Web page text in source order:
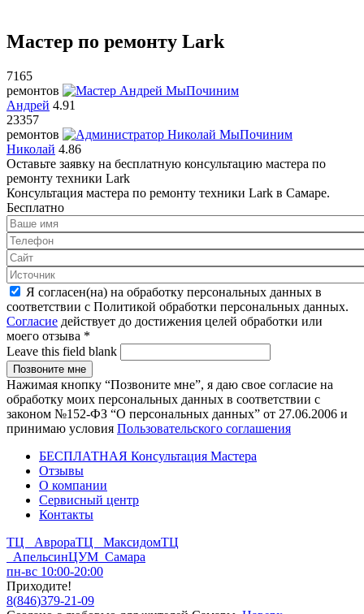
Мастер по ремонту Lark
7165
ремонтов
Андрей 4.91
23357
ремонтов
Николай 4.86
Оставьте заявку на бесплатную консультацию мастера по
ремонту техники Lark
Консультация мастера по ремонту техники Lark в Самаре.
Бесплатно
Я согласен(на) на обработку персональных данных в
соответствии с Политикой обработки персональных данных.
Согласие действует до достижения целей обработки или
моего отзыва *
Leave this field blank
Нажимая кнопку “Позвоните мне”, я даю свое согласие на
обработку моих персональных данных в соответствии с
законом №152-ФЗ “О персональных данных” от 27.06.2006 и
принимаю условия Пользовательского соглашения
БЕСПЛАТНАЯ Консультация Мастера
Отзывы
О компании
Сервисный центр
Контакты
ТЦ АврораТЦ МаксидомТЦ
АпельсинЦУМ Самара
пн-вс 10:00-20:00
Приходите!
8(846)379-21-09